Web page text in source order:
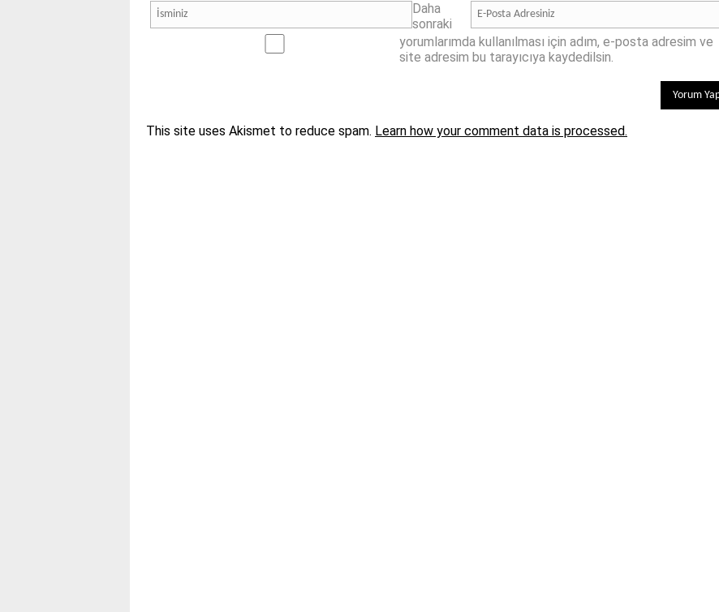
Daha
sonraki
yorumlarımda kullanılması için adım, e-posta adresim ve
site adresim bu tarayıcıya kaydedilsin.
This site uses Akismet to reduce spam. Learn how your comment data is processed.